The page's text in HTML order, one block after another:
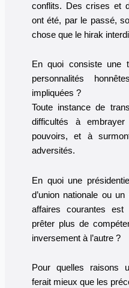
conflits. Des crises et
ont été, par le passé,
chose que le hirak
En quoi consiste une
personnalités
impliquées ?
Toute instance de
difficultés à
pouvoirs, et à
adversités.
En quoi une
d’union nationale ou
affaires courantes
prêter plus de
inversement à l’autre ?
Pour quelles raisons
ferait mieux que les